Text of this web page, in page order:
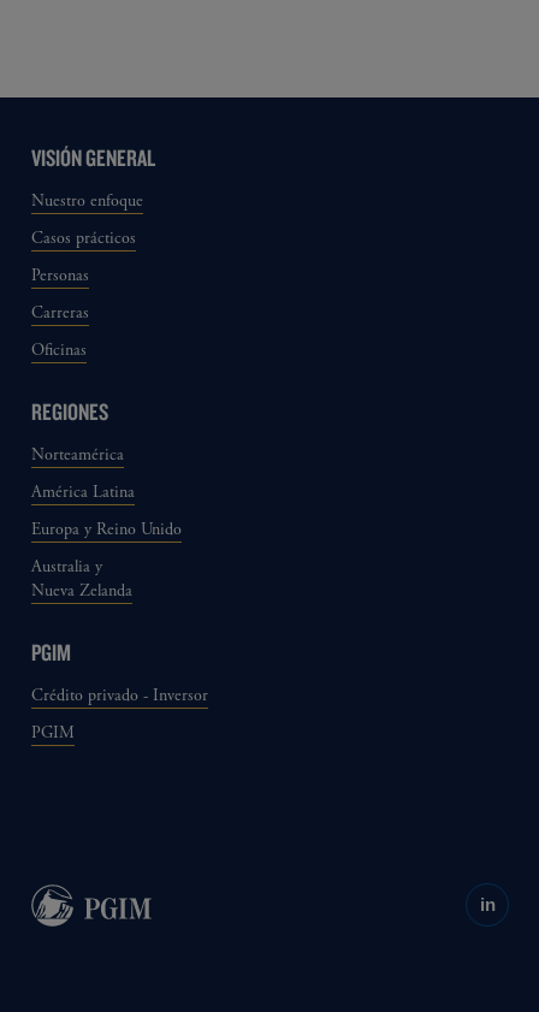
VISIÓN GENERAL
Nuestro enfoque
Casos prácticos
Personas
Carreras
Oficinas
REGIONES
Norteamérica
América Latina
Europa y Reino Unido
Australia y
Nueva Zelanda
PGIM
Crédito privado - Inversor
PGIM
in